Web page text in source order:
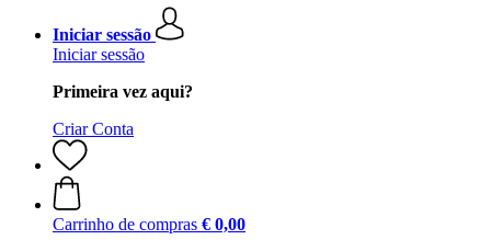
Iniciar sessão
Iniciar sessão
Primeira vez aqui?
Criar Conta
Carrinho de compras € 0,00